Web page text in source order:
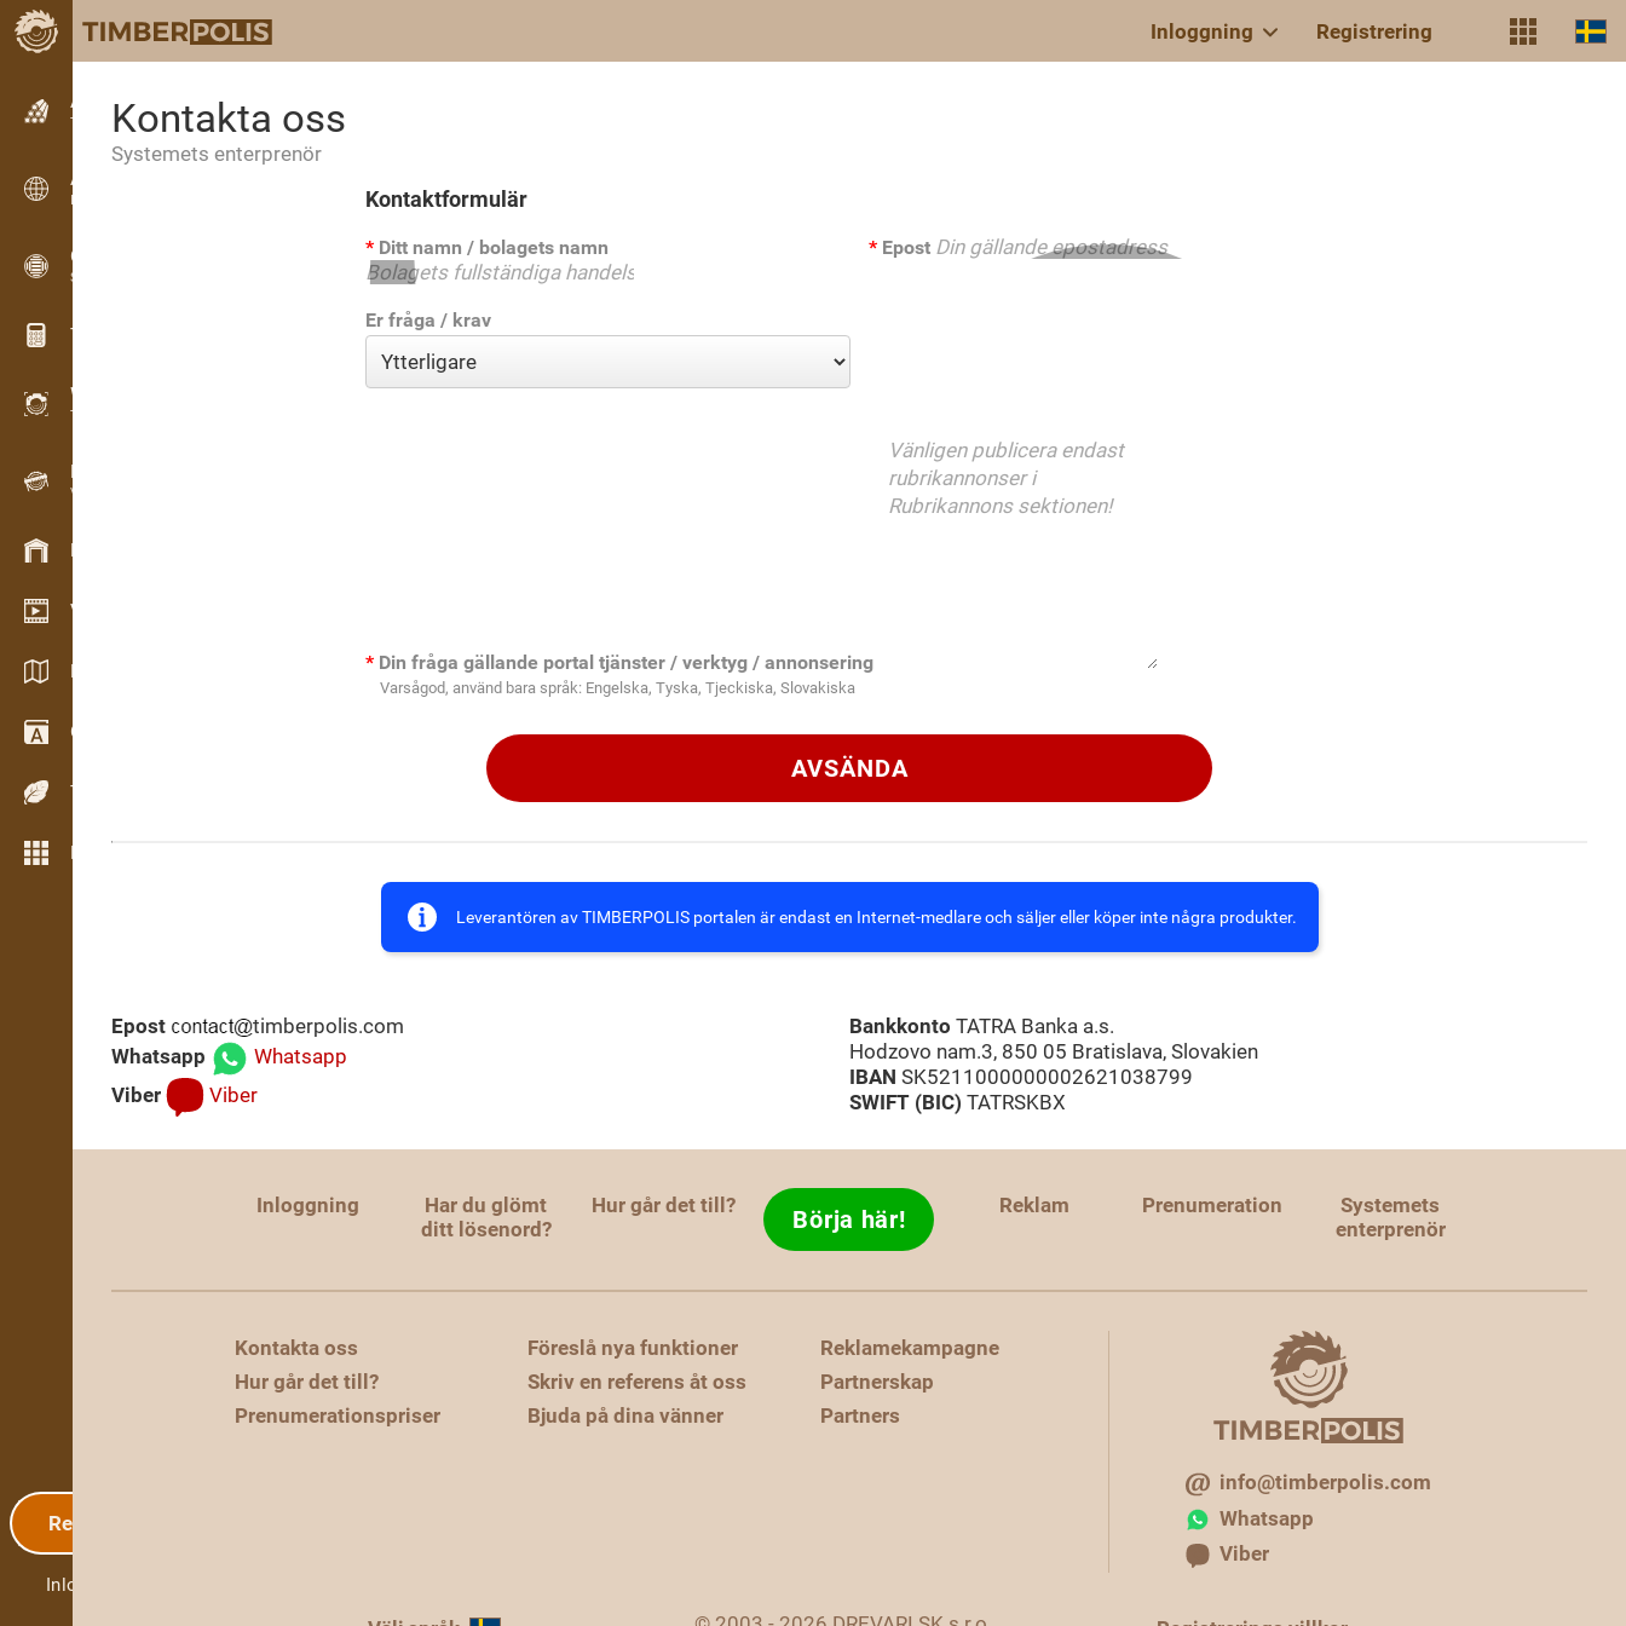
Inloggning Registrering
Annonsering
Textbaserade annonser
Annonsering
Internationella annonser
OPTI-TIMB
Sågmönster
Träkalkylatorer
WoodProfi
Trävolym med AI
Registrering
Virkeinventering i fält
Lagerhantering
Videoshowroom
Kataloger / Broschyrer
Ordbok
Träslag
Fler verktyg
Registrering
Inloggning
Kontakta oss
Systemets enterprenör
Kontaktformulär
Ditt namn / bolagets namn Epost
Er fråga / krav
Din fråga gällande portal tjänster / verktyg / annonsering
Varsågod, använd bara språk: Engelska, Tyska, Tjeckiska, Slovakiska
AVSÄNDA
Leverantören av TIMBERPOLIS portalen är endast en Internet-medlare och säljer eller köper inte några produkter.
Epost
timberpolis.com
Whatsapp
Whatsapp
Viber
Viber
Bankkonto TATRA Banka a.s.
Hodzovo nam.3, 850 05 Bratislava, Slovakien
IBAN SK5211000000002621038799
SWIFT (BIC) TATRSKBX
Inloggning
Har du glömt
ditt lösenord?
Hur går det till? Börja här! Reklam Prenumeration
Systemets
enterprenör
Kontakta oss
Hur går det till?
Prenumerationspriser
Föreslå nya funktioner
Skriv en referens åt oss
Bjuda på dina vänner
Reklamekampagne
Partnerskap
Partners
info@timberpolis.com
Whatsapp
Viber